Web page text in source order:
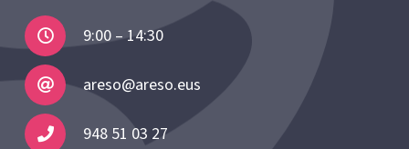
9:00 – 14:30
areso@areso.eus
948 51 03 27